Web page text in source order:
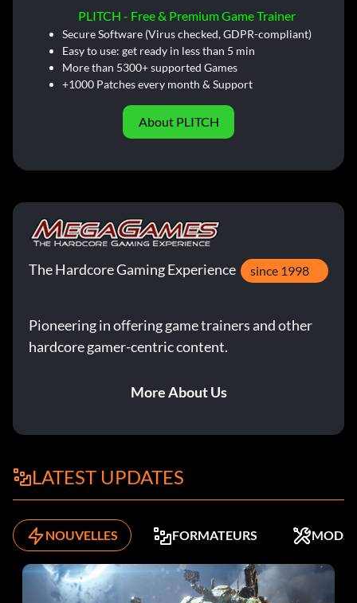
PLITCH - Free & Premium Game Trainer
Secure Software (Virus checked, GDPR-compliant)
Easy to use: get ready in less than 5 min
More than 5300+ supported Games
+1000 Patches every month & Support
About PLITCH
The Hardcore Gaming Experience since 1998
Pioneering in offering game trainers and other
hardcore gamer-centric content.
More About Us
LATEST UPDATES
NOUVELLES FORMATEURS MODS